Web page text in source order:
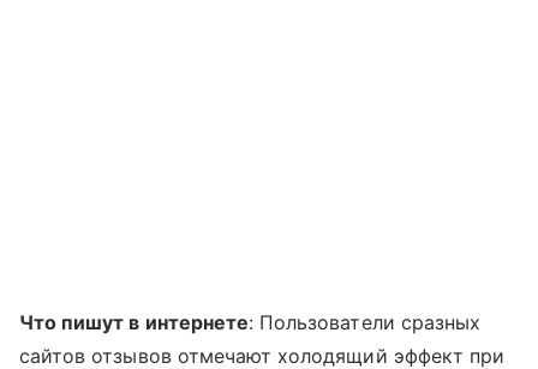
Что пишут в интернете: Пользователи сразных
сайтов отзывов отмечают холодящий эффект при